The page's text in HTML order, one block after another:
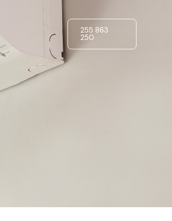
255 863
250